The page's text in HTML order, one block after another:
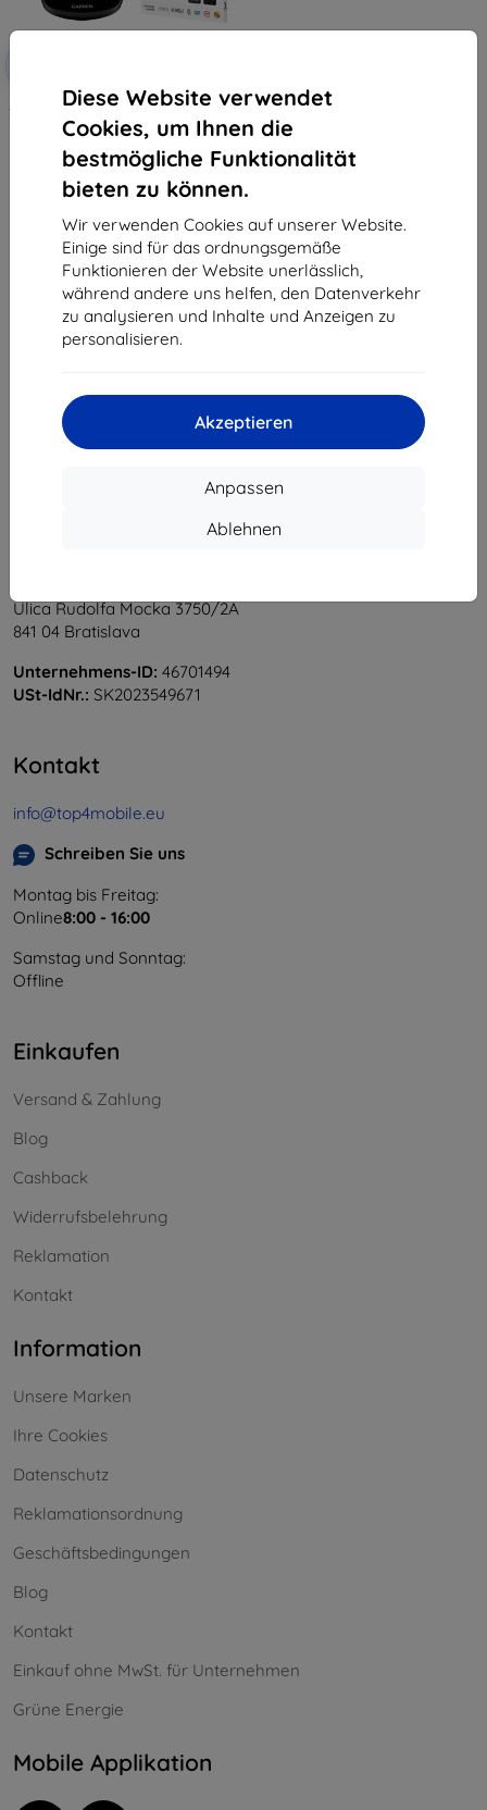
Diese Website verwendet
Cookies, um Ihnen die
bestmögliche Funktionalität
bieten zu können.
Wir verwenden Cookies auf unserer Website.
Einige sind für das ordnungsgemäße
Funktionieren der Website unerlässlich,
während andere uns helfen, den Datenverkehr
zu analysieren und Inhalte und Anzeigen zu
personalisieren.
Akzeptieren
Anpassen
Ablehnen
3MK FlexibleGlass Hybridglas für
Garmin Edge 840
10,90 €
9,81 €
1
Ulica Rudolfa Mocka 3750/2A
841 04 Bratislava
Unternehmens-ID: 46701494
USt-IdNr.: SK2023549671
Kontakt
info@top4mobile.eu
Schreiben Sie uns
Montag bis Freitag:
Online8:00 - 16:00
Samstag und Sonntag:
Offline
Einkaufen
Versand & Zahlung
Blog
Cashback
Widerrufsbelehrung
Reklamation
Kontakt
Information
Unsere Marken
Ihre Cookies
Datenschutz
Reklamationsordnung
Geschäftsbedingungen
Blog
Kontakt
Einkauf ohne MwSt. für Unternehmen
Grüne Energie
Mobile Applikation